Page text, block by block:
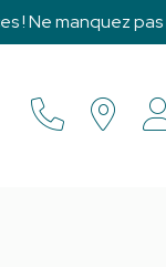
manquez pas